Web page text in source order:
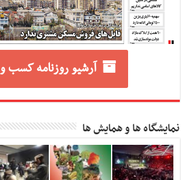
آرشیو روزنامه کسب
نمایشگاه ها و همایش ها